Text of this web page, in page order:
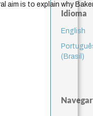
aim is to explain why
Idioma
English
(Brasil)
Navegar